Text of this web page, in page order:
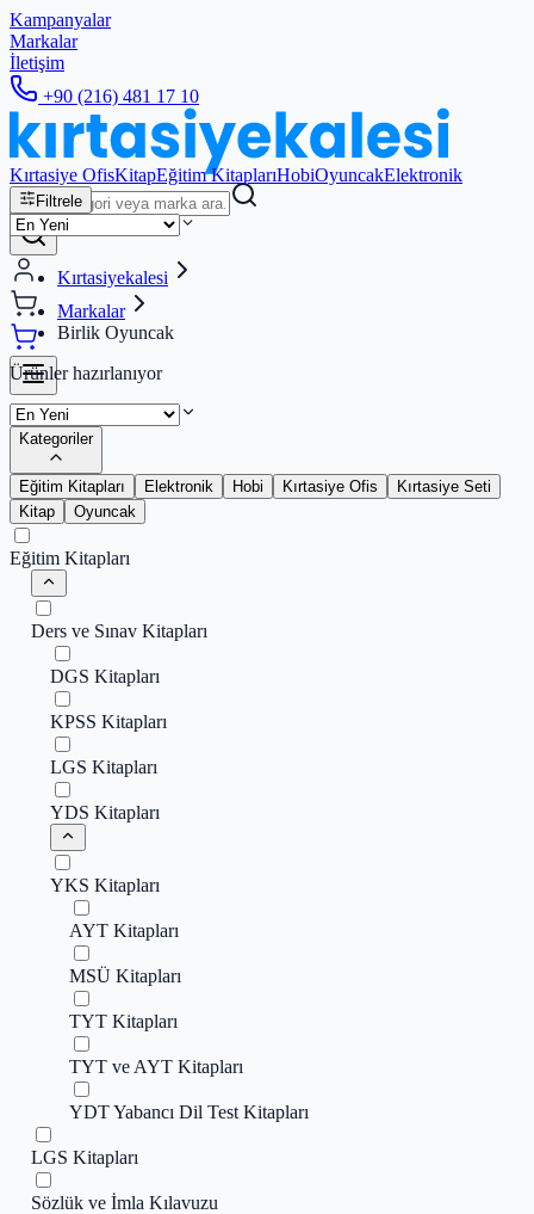
Kampanyalar
Markalar
İletişim
+90 (216) 481 17 10
Kırtasiye OfisKitapEğitim KitaplarıHobiOyuncakElektronik
Filtrele
Kırtasiyekalesi
Markalar
Birlik Oyuncak
Ürünler hazırlanıyor
Kategoriler
Eğitim Kitapları Elektronik Hobi Kırtasiye Ofis
Kırtasiye Seti
Kitap
Oyuncak
Eğitim Kitapları
Ders ve Sınav Kitapları
DGS Kitapları
KPSS Kitapları
LGS Kitapları
YDS Kitapları
YKS Kitapları
AYT Kitapları
MSÜ Kitapları
TYT Kitapları
TYT ve AYT Kitapları
YDT Yabancı Dil Test Kitapları
LGS Kitapları
Sözlük ve İmla Kılavuzu